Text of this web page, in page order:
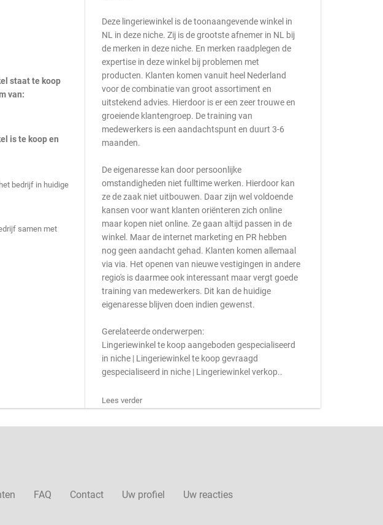
staat te koop
van:
is te koop en
bedrijf in huidige
samen met
Deze lingeriewinkel is de toonaangevende winkel in
NL in deze niche. Zij is de grootste afnemer in NL bij
de merken in deze niche. En merken raadplegen de
expertise in deze winkel bij problemen met
producten. Klanten komen vanuit heel Nederland
voor de combinatie van groot assortiment en
uitstekend advies. Hierdoor is er een zeer trouwe en
groeiende klantengroep. De training van
medewerkers is een aandachtspunt en duurt 3-6
maanden.
De eigenaresse kan door persoonlijke
omstandigheden niet fulltime werken. Hierdoor kan
ze de zaak niet uitbouwen. Daar zijn wel voldoende
kansen voor want klanten oriënteren zich online
maar kopen niet online. Ze gaan altijd passen in de
winkel. Maar de internet marketing en PR hebben
nog geen aandacht gehad. Klanten komen allemaal
via via. Het openen van nieuwe vestigingen in andere
regio's is daarmee ook interessant maar vergt goede
training van medewerkers. Dit kan de huidige
eigenaresse blijven doen indien gewenst.
Gerelateerde onderwerpen:
Lingeriewinkel te koop aangeboden gespecialiseerd
in niche | Lingeriewinkel te koop gevraagd
gespecialiseerd in niche | Lingeriewinkel verkop..
Lees verder
FAQ Contact Uw profiel Uw reacties